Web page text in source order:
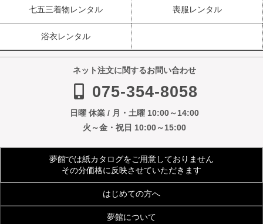
七五三着物レンタル 喪服レンタル
浴衣レンタル
ネット注文に関するお問い合わせ
075-354-8058
日曜 休業 / 月・土曜 10:00～14:00
火～金・祝日 10:00～15:00
夢館では紙カタログをご用意しておりません
その分価格に反映させていただきます
はじめての方へ
夢館について